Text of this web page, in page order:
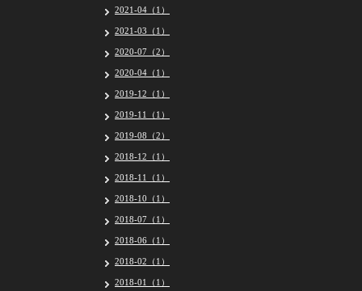
2021-04（1）
2021-03（1）
2020-07（2）
2020-04（1）
2019-12（1）
2019-11（1）
2019-08（2）
2018-12（1）
2018-11（1）
2018-10（1）
2018-07（1）
2018-06（1）
2018-02（1）
2018-01（1）